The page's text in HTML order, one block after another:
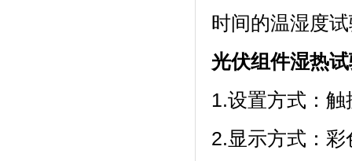
时间的温湿度试验
光伏组件湿热
1.设置方式：触
2.显示方式